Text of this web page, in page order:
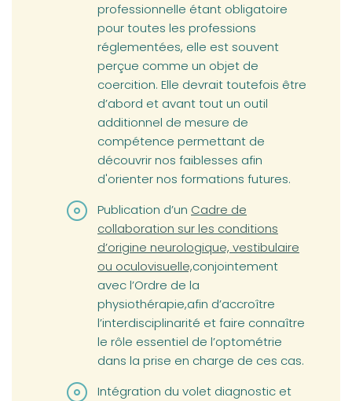
professionnelle étant obligatoire
pour toutes les professions
réglementées, elle est souvent
perçue comme un objet de
coercition. Elle devrait toutefois être
d’abord et avant tout un outil
additionnel de mesure de
compétence permettant de
découvrir nos faiblesses afin
d'orienter nos formations futures.
Publication d’un Cadre de
collaboration sur les conditions
d’origine neurologique, vestibulaire
ou oculovisuelle,conjointement
avec l’Ordre de la
physiothérapie,afin d’accroître
l’interdisciplinarité et faire connaître
le rôle essentiel de l’optométrie
dans la prise en charge de ces cas.
Intégration du volet diagnostic et